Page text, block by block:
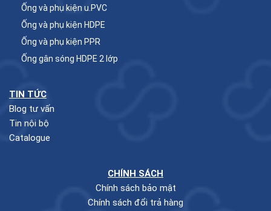
Ống và phụ kiện u.PVC
Ống và phụ kiện HDPE
Ống và phụ kiện PPR
Ống gân sóng HDPE 2 lớp
TIN TỨC
Blog tư vấn
Tin nội bộ
Catalogue
CHÍNH SÁCH
Chính sách bảo mật
Chính sách đổi trả hàng